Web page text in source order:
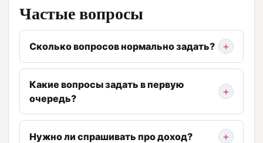
Частые вопросы
Сколько вопросов нормально задать?
Какие вопросы задать в первую
очередь?
Нужно ли спрашивать про доход?